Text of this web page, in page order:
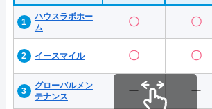
ハウスラボホー
ム
〇 〇
イースマイル 〇 〇
グローバルメン
テナンス
ー ー